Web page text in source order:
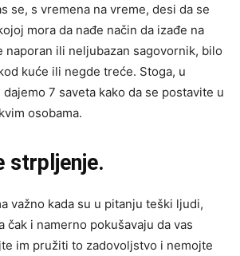
se, s vremena na vreme, desi da se
mora da nađe način da izađe na
naporan ili neljubazan sagovornik, bilo
kuće ili negde treće. Stoga, u
7 saveta kako da se postavite u
osobama.
strpljenje.
važno kada su u pitanju teški ljudi,
čak i namerno pokušavaju da vas
im pružiti to zadovoljstvo i nemojte